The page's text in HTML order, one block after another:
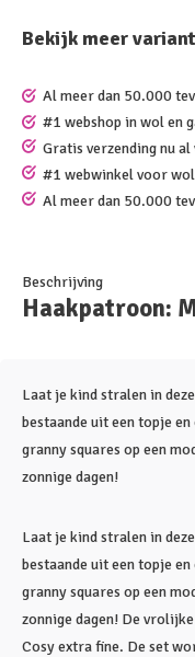
Bekijk meer
Al meer dan 50.000
#1 webshop in wol en
Gratis verzending nu
#1 webwinkel voor
Al meer dan 50.000
Beschrijving
Haakpatroon:
Laat je kind stralen in
bestaande uit een topje
granny squares op een
zonnige dagen!
Laat je kind stralen in
bestaande uit een topje
granny squares op een
zonnige dagen! De
Cosy extra fine. De set